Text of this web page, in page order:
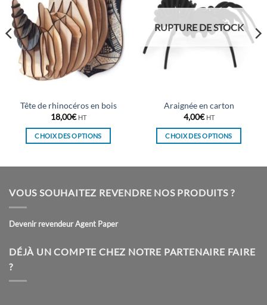
Tête de rhinocéros en bois
18,00€ HT
CHOIX DES OPTIONS
variations.
options
être
RUPTURE DE STOCK
Araignée en carton
4,00€ HT
CHOIX DES OPTIONS
variations.
être
VOUS SOUHAITEZ REVENDRE NOS PRODUITS ?
Devenir revendeur Agent Paper
DÉJÀ UN COMPTE CHEZ NOTRE PARTENAIRE FAIRE
?